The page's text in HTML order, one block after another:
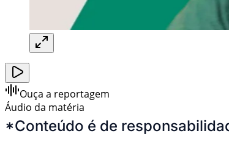
Ouça a reportagem
Áudio da matéria
*Conteúdo é de